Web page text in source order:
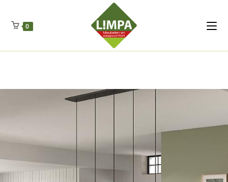
Regenschut
Drueckerpro
Fettsauren Dekemax Kapselmed
Luftkuhlen Zauberfan Netzfenste Insektensc
0